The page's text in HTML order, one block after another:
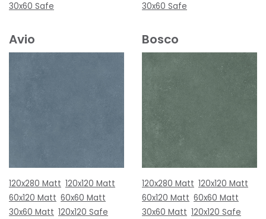
30x60 Safe
30x60 Safe
Avio
120x280 Matt 120x120 Matt
60x120 Matt 60x60 Matt
30x60 Matt 120x120 Safe
Bosco
120x280 Matt 120x120 Matt
60x120 Matt 60x60 Matt
30x60 Matt 120x120 Safe